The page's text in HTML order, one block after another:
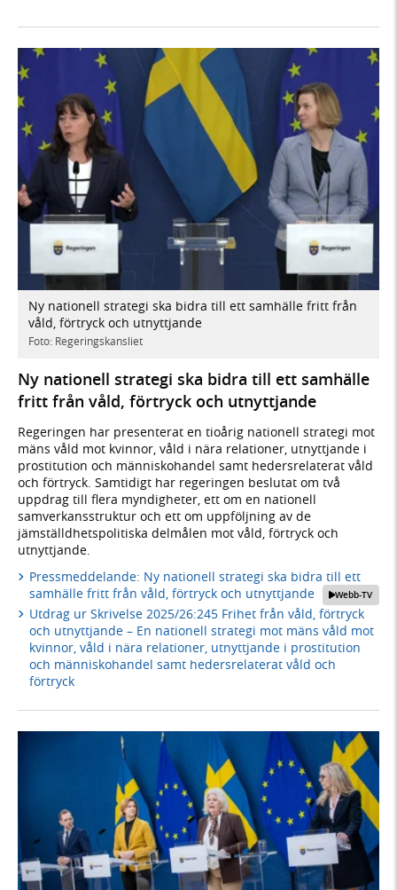
Ny nationell strategi ska bidra till ett samhälle fritt från
våld, förtryck och utnyttjande
Foto: Regeringskansliet
Ny nationell strategi ska bidra till ett samhälle
fritt från våld, förtryck och utnyttjande
Regeringen har presenterat en tioårig nationell strategi mot
mäns våld mot kvinnor, våld i nära relationer, utnyttjande i
prostitution och människohandel samt hedersrelaterat våld
och förtryck. Samtidigt har regeringen beslutat om två
uppdrag till flera myndigheter, ett om en nationell
samverkansstruktur och ett om uppföljning av de
jämställdhetspolitiska delmålen mot våld, förtryck och
utnyttjande.
Pressmeddelande: Ny nationell strategi ska bidra till ett
samhälle fritt från våld, förtryck och utnyttjande
Webb-TV
Utdrag ur Skrivelse 2025/26:245 Frihet från våld, förtryck
och utnyttjande – En nationell strategi mot mäns våld mot
kvinnor, våld i nära relationer, utnyttjande i prostitution
och människohandel samt hedersrelaterat våld och
förtryck